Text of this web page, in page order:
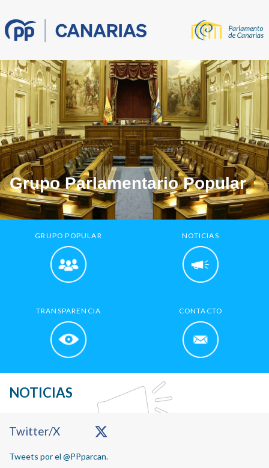
Grupo Parlamentario Popular
GRUPO POPULAR NOTICIAS
TRANSPARENCIA CONTACTO
NOTICIAS
Primary
Twitter/X
Tweets por el @PPparcan.